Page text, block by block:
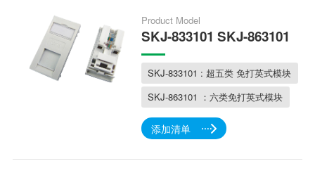
Product Model
SKJ-833101 SKJ-863101
SKJ-833101 : 超五类 免打英式模块
SKJ-863101 ：六类免打英式模块
添加清单